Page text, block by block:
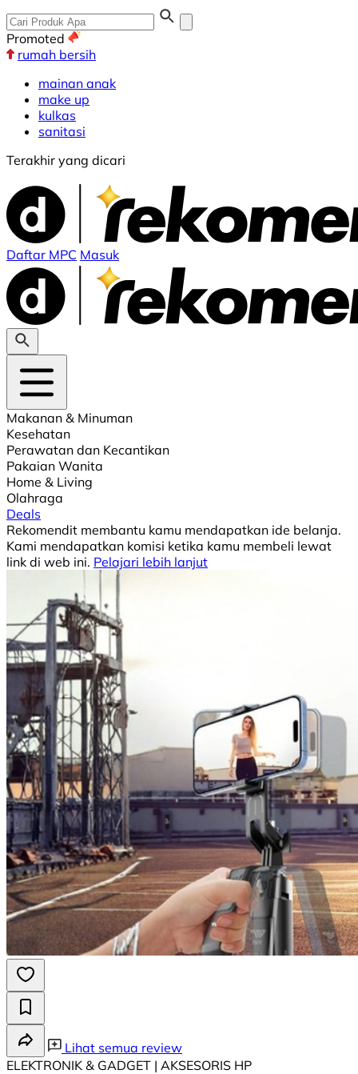
Promoted
rumah bersih
mainan anak
make up
kulkas
sanitasi
Terakhir yang dicari
Daftar MPC Masuk
Makanan & Minuman
Kesehatan
Perawatan dan Kecantikan
Pakaian Wanita
Home & Living
Olahraga
Deals
Rekomendit membantu kamu mendapatkan ide belanja.
Kami mendapatkan komisi ketika kamu membeli lewat
link di web ini. Pelajari lebih lanjut
Lihat semua review
ELEKTRONIK & GADGET | AKSESORIS HP